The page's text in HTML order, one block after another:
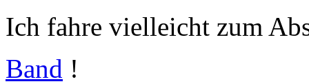
Ich fahre vielleicht zum
Band !